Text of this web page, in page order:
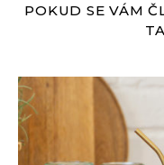
POKUD SE VÁM